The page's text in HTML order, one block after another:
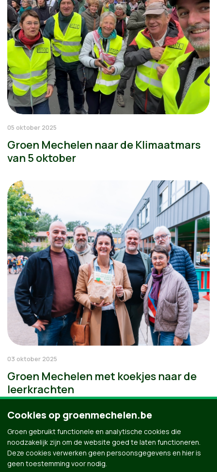
05 oktober 2025
Groen Mechelen naar de Klimaatmars
van 5 oktober
03 oktober 2025
Groen Mechelen met koekjes naar de
leerkrachten
Cookies op groenmechelen.be
Groen gebruikt functionele en analytische cookies die
noodzakelijk zijn om de website goed te laten functioneren.
Deze cookies verwerken geen persoonsgegevens en hier is
geen toestemming voor nodig.